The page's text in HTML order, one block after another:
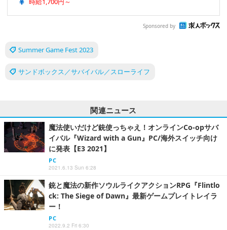
Sponsored by
Summer Game Fest 2023
サンドボックス／サバイバル／スローライフ
関連ニュース
魔法使いだけど銃使っちゃえ！オンラインCo-opサバ
イバル『Wizard with a Gun』PC/海外スイッチ向け
に発表【E3 2021】
PC
2021.6.13 Sun 6:28
銃と魔法の新作ソウルライクアクションRPG『Flintlo
ck: The Siege of Dawn』最新ゲームプレイトレイラ
ー！
PC
2022.9.2 Fri 6:30